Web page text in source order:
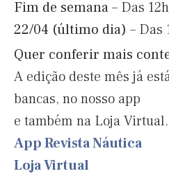
Fim de semana – Das
22/04 (último dia) – Das
Quer conferir mais
A edição deste mês já
bancas, no nosso app
e também na Loja
App Revista Náutica
Loja Virtual